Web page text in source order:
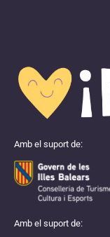
Amb el suport de:
Amb el suport de: